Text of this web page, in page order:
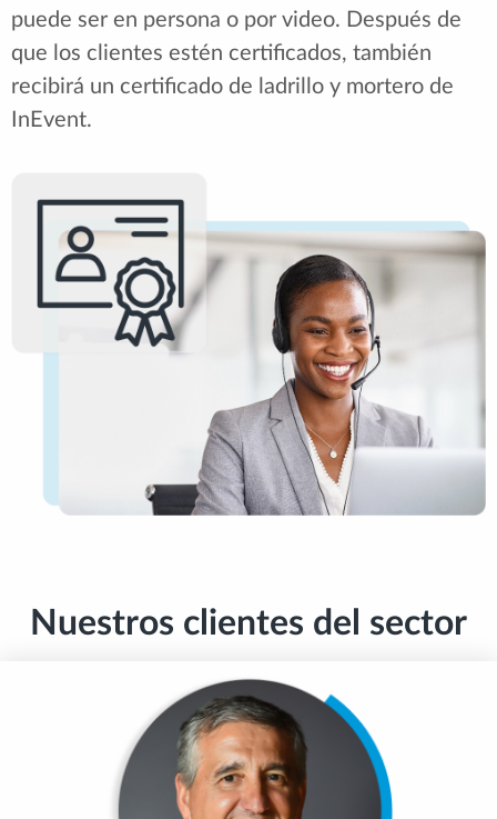
puede ser en persona o por video. Después de
que los clientes estén certificados, también
recibirá un certificado de ladrillo y mortero de
InEvent.
Nuestros clientes del sector